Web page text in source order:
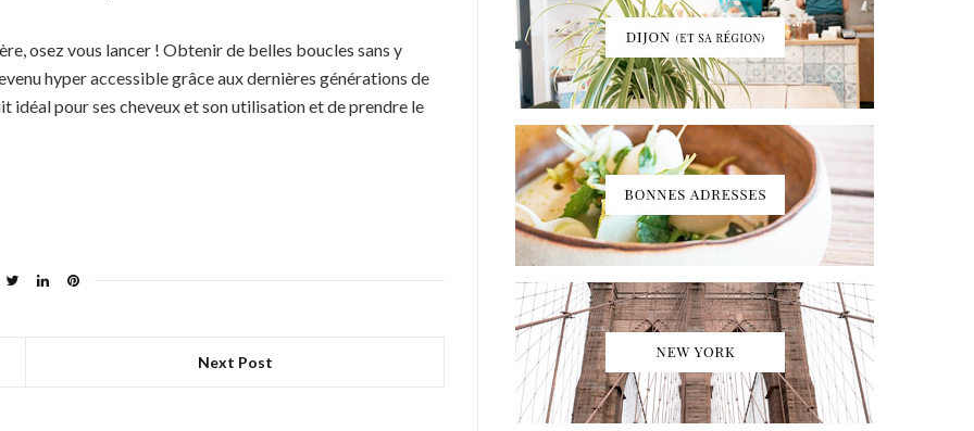
osez vous lancer ! Obtenir de belles boucles sans y
hyper accessible grâce aux dernières générations de
pour ses cheveux et son utilisation et de prendre le
Next Post